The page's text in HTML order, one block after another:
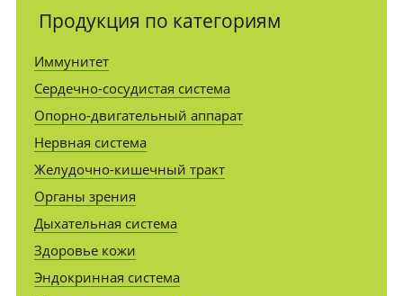
Продукция по категориям
Иммунитет
Сердечно-сосудистая система
Опорно-двигательный аппарат
Нервная система
Желудочно-кишечный тракт
Органы зрения
Дыхательная система
Здоровье кожи
Эндокринная система